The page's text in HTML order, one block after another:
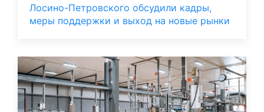
Лосино-Петровского обсудили кадры,
меры поддержки и выход на новые рынки